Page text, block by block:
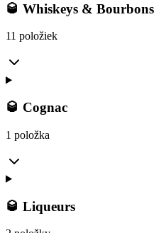
🥃 Whiskeys & Bourbons
11 položiek
🥃 Cognac
1 položka
🥃 Liqueurs